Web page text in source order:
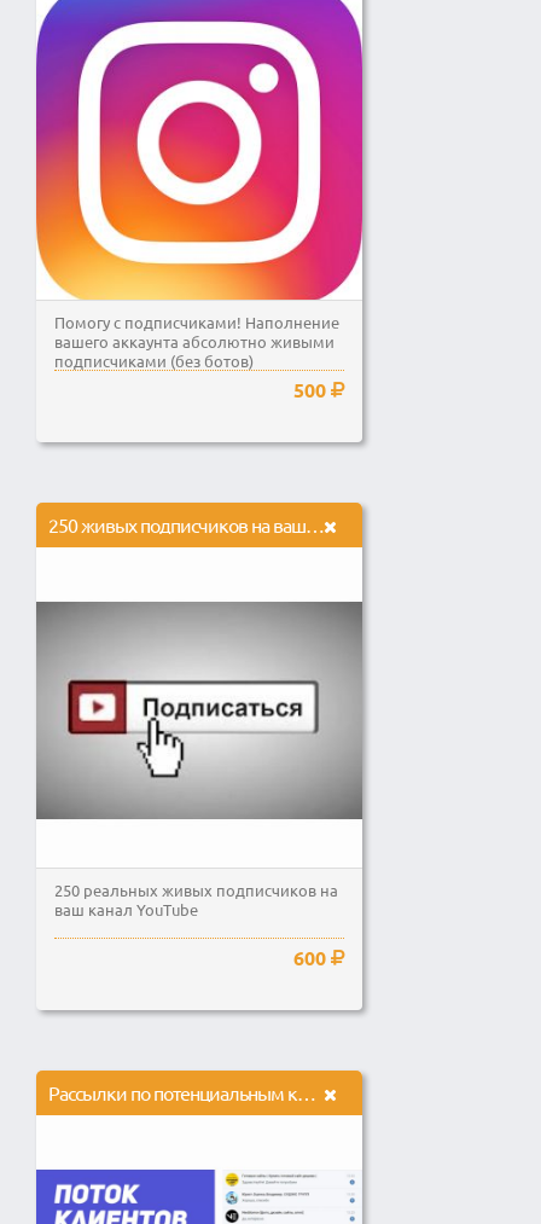
Помогу с подписчиками! Наполнение
вашего аккаунта абсолютно живыми
подписчиками (без ботов)
500
250 живых подписчиков на ваш канал YouTube
250 реальных живых подписчиков на
ваш канал YouTube
600
Рассылки по потенциальным клиентам в ВК + БОНУС 5000Р.